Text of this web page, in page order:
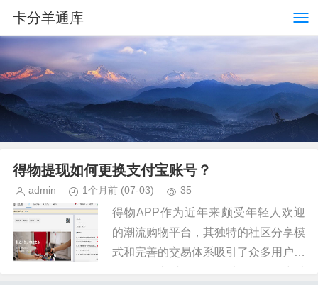
卡分羊通库
得物提现如何更换支付宝账号？
admin 1个月前 (07-03) 35
得物APP作为近年来颇受年轻人欢迎
的潮流购物平台，其独特的社区分享模
式和完善的交易体系吸引了众多用户。